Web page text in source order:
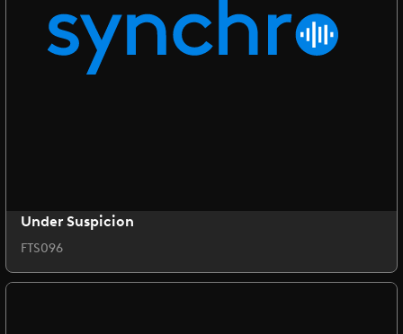
Under Suspicion
FTS096